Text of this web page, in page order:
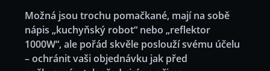
Možná jsou trochu pomačkané, mají na sobě
nápis „kuchyňský robot“ nebo „reflektor
1000W“, ale pořád skvěle poslouží svému účelu
– ochránit vaši objednávku jak před